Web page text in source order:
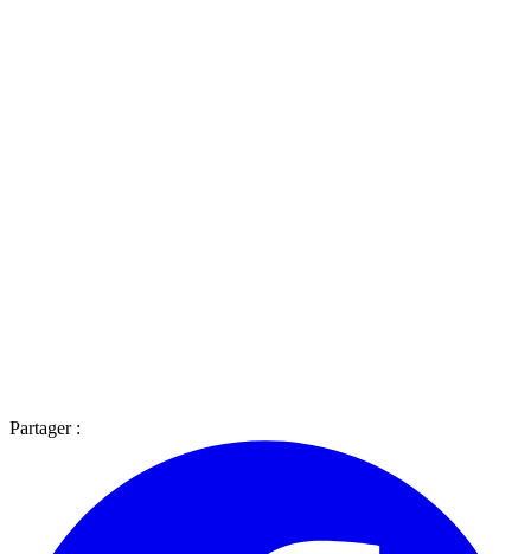
Partager :